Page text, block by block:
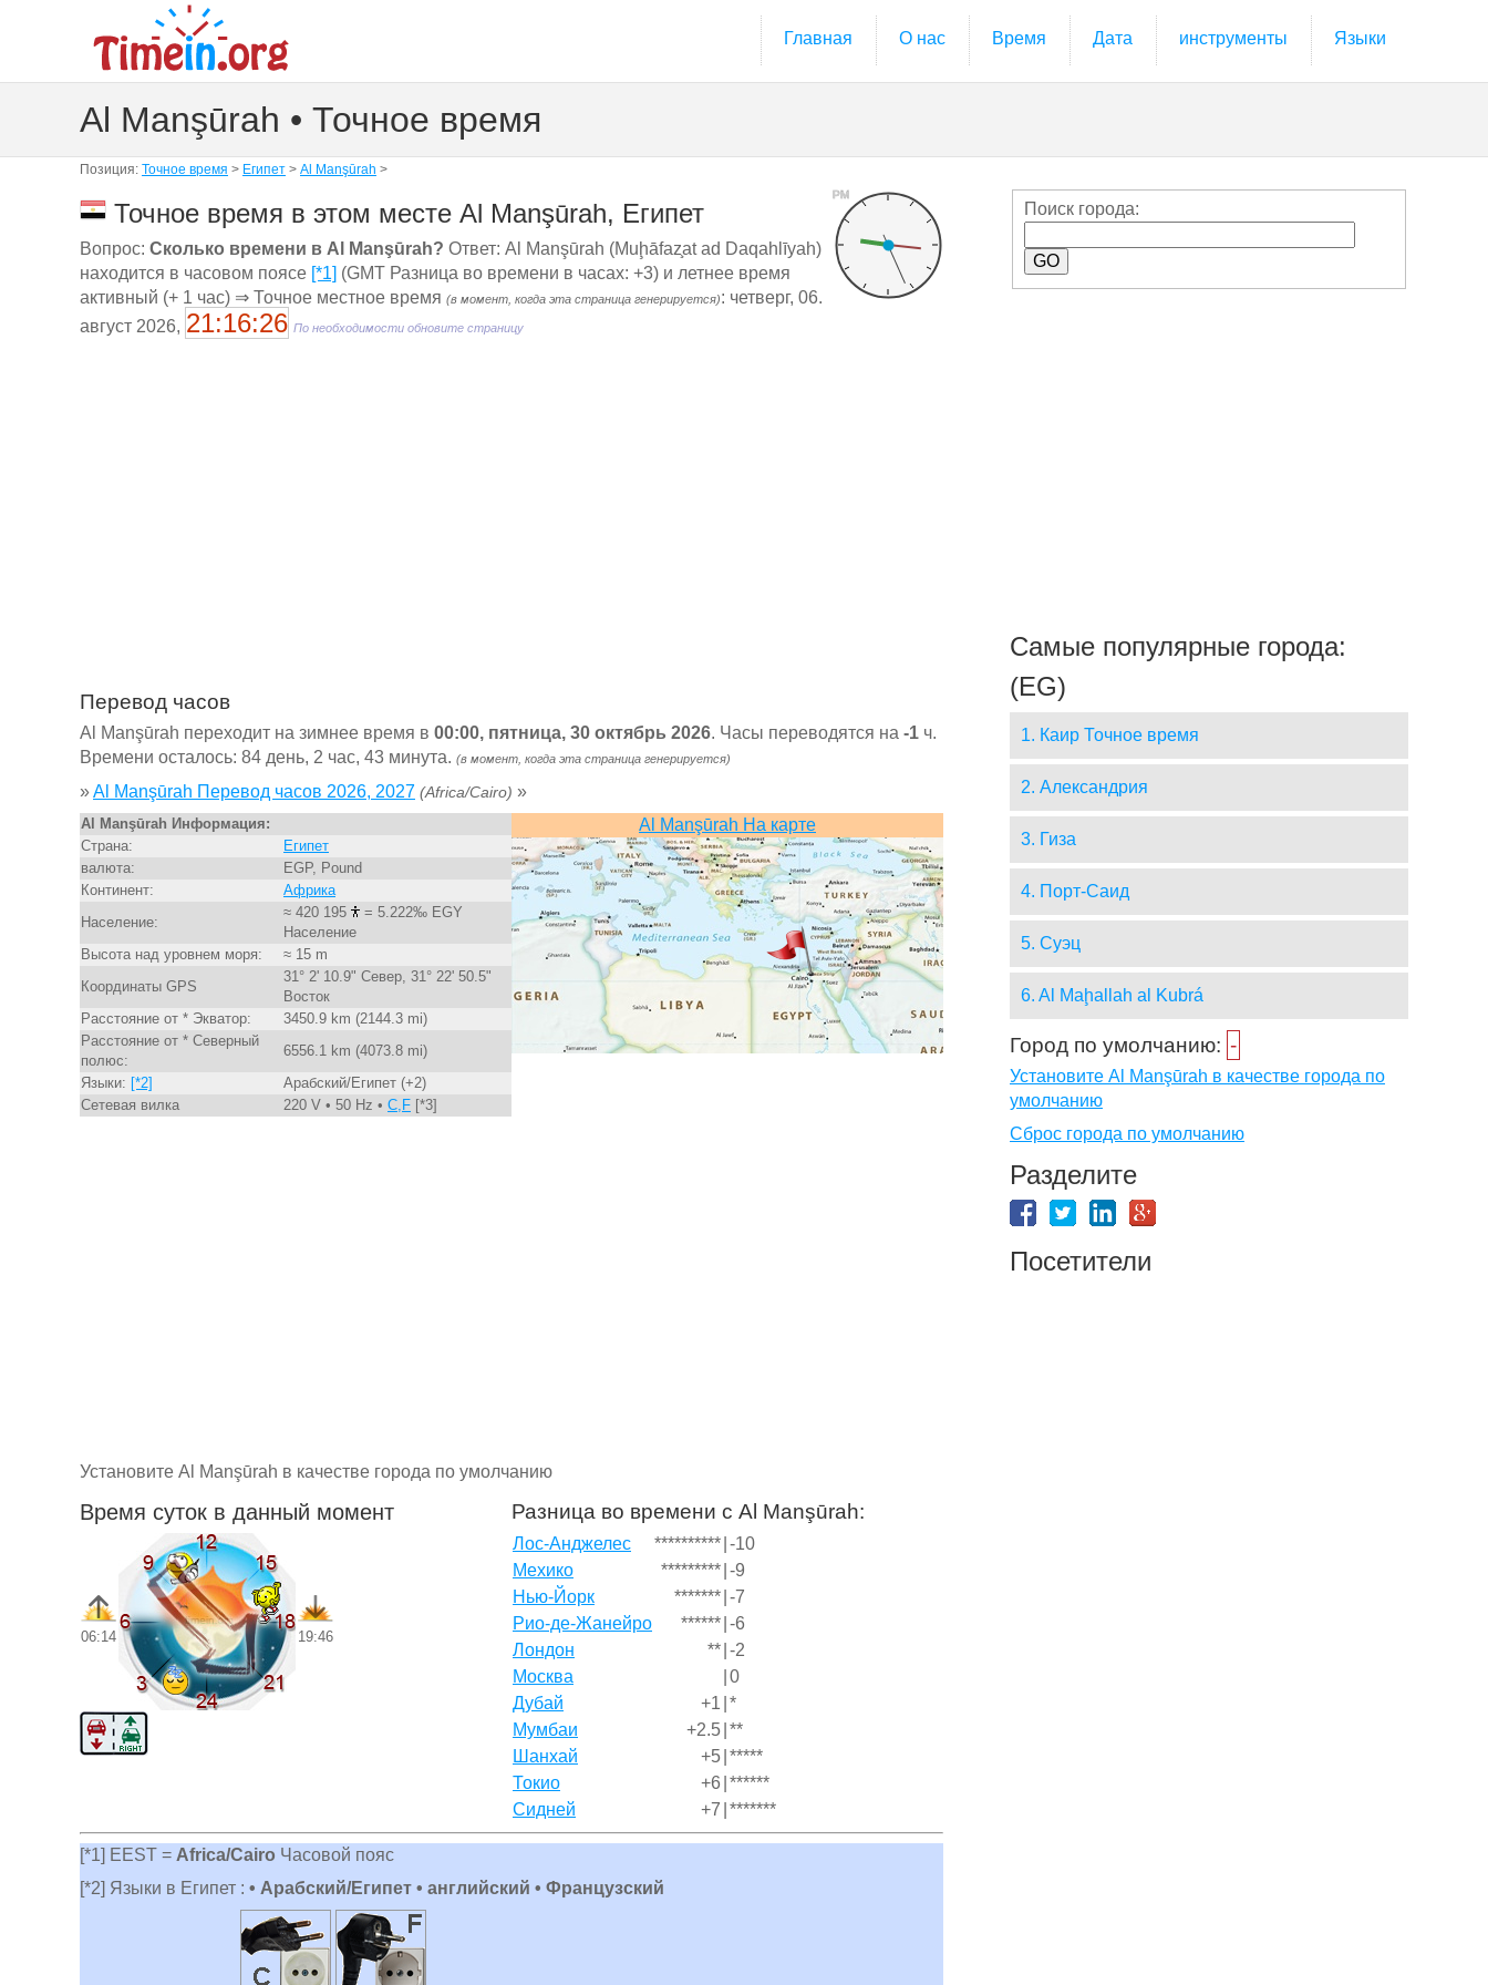
Главная О нас Время Дата инструменты Языки
Al Manşūrah • Точное время
Позиция: Точное время > Египет > Al Manşūrah >
PM
Точное время в этом месте Al Manşūrah, Египет
Вопрос: Сколько времени в Al Manşūrah? Ответ: Al Manşūrah (Muḩāfaz̧at ad Daqahlīyah)
находится в часовом поясе [*1] (GMT Разница во времени в часах: +3) и летнее время
активный (+ 1 час) ⇒ Точное местное время (в момент, когда эта страница генерируется): четверг, 06.
август 2026, 21:16:27 По необходимости обновите страницу
Перевод часов
Al Manşūrah переходит на зимнее время в 00:00, пятница, 30 октябрь 2026. Часы переводятся на -1 ч.
Времени осталось: 84 день, 2 час, 43 минута. (в момент, когда эта страница генерируется)
»Al Manşūrah Перевод часов 2026, 2027 (Africa/Cairo) »
Al Manşūrah Информация:
Страна:
Египет
валюта:
EGP, Pound
Континент:
Африка
Население:
≈ 420 195
= 5.222‰ EGY
Население
Высота над уровнем моря:
≈ 15 m
Координаты GPS
31° 2' 10.9" Север, 31° 22' 50.5"
Восток
Расстояние от * Экватор:
3450.9 km (2144.3 mi)
Расстояние от * Северный
полюс:
6556.1 km (4073.8 mi)
Языки: [*2]
Арабский/Египет (+2)
Сетевая вилка
220 V • 50 Hz • C,F [*3]
Al Manşūrah На карте
Установите Al Manşūrah в качестве города по умолчанию
Время суток в данный момент
06:14 19:46
Разница во времени с Al Manşūrah:
Лос-Анджелес ********** -10
Мехико
********* -9
Нью-Йорк
******* -7
Рио-де-Жанейро
****** -6
Лондон
** -2
Москва
0
Дубай
+1 *
Мумбаи
+2.5 **
Шанхай
+5 *****
Токио
+6 ******
Сидней
+7 *******
[*1] EEST = Africa/Cairo Часовой пояс
[*2] Языки в Египет : • Арабский/Египет • английский • Французский
Поиск города:
Самые популярные города:
(EG)
1. Каир Точное время
2. Александрия
3. Гиза
4. Порт-Саид
5. Суэц
6. Al Maḩallah al Kubrá
Город по умолчанию: -
Установите Al Manşūrah в качестве города по
умолчанию
Сброс города по умолчанию
Разделите
Посетители